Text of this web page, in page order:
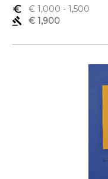
euro_symbol € 1,000 - 1,500
gavel
€ 1,900